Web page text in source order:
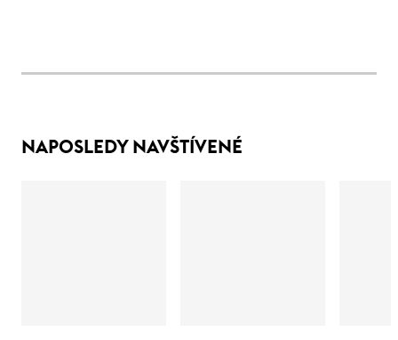
NAPOSLEDY NAVŠTÍVENÉ